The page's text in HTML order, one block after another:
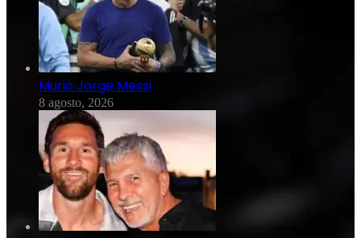
Murió Jorge Messi
8 agosto, 2026